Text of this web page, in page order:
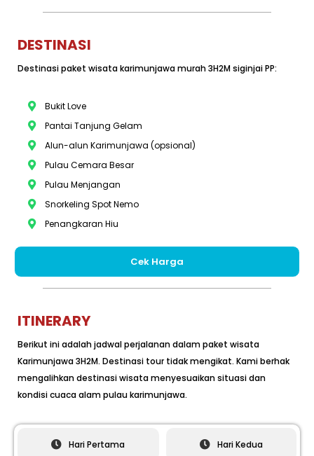
DESTINASI
Destinasi paket wisata karimunjawa murah 3H2M siginjai PP:
Bukit Love
Pantai Tanjung Gelam
Alun-alun Karimunjawa (opsional)
Pulau Cemara Besar
Pulau Menjangan
Snorkeling Spot Nemo
Penangkaran Hiu
Cek Harga
ITINERARY
Berikut ini adalah jadwal perjalanan dalam paket wisata
Karimunjawa 3H2M. Destinasi tour tidak mengikat. Kami berhak
mengalihkan destinasi wisata menyesuaikan situasi dan
kondisi cuaca alam pulau karimunjawa.
Hari Pertama Hari Kedua